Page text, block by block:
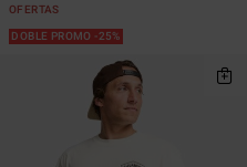
OFERTAS
DOBLE PROMO -25%